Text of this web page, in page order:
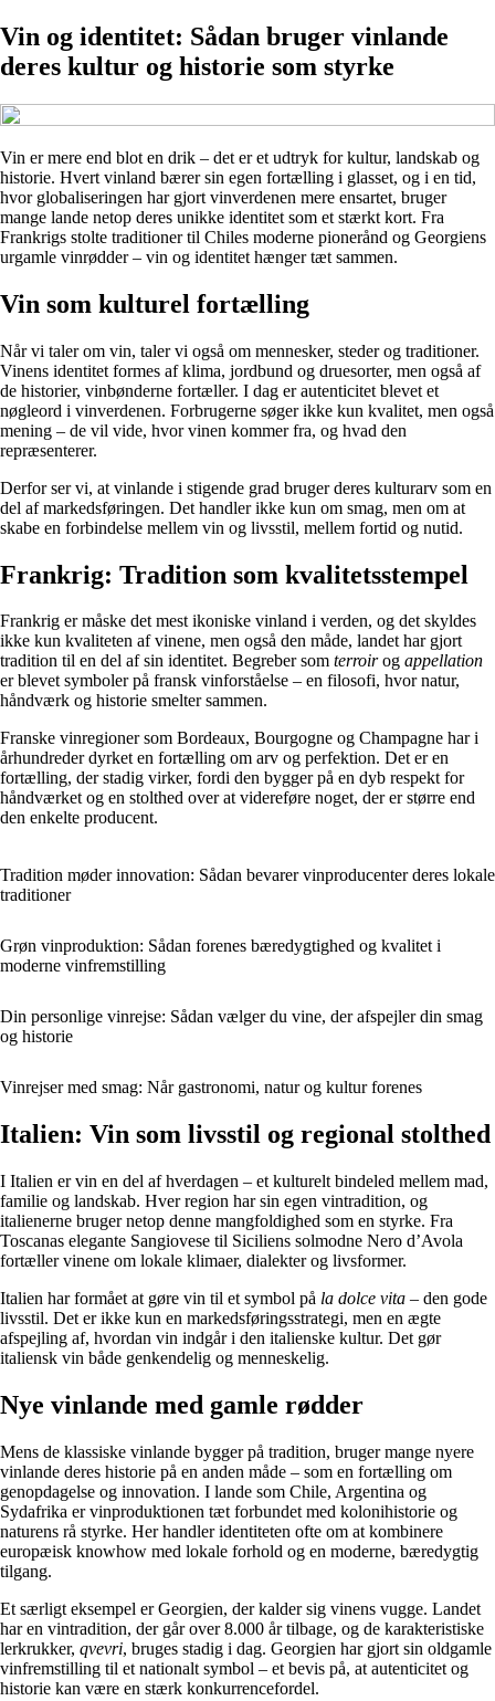
Vin og identitet: Sådan bruger vinlande
deres kultur og historie som styrke
Vin er mere end blot en drik – det er et udtryk for kultur, landskab og
historie. Hvert vinland bærer sin egen fortælling i glasset, og i en tid,
hvor globaliseringen har gjort vinverdenen mere ensartet, bruger
mange lande netop deres unikke identitet som et stærkt kort. Fra
Frankrigs stolte traditioner til Chiles moderne pionerånd og Georgiens
urgamle vinrødder – vin og identitet hænger tæt sammen.
Vin som kulturel fortælling
Når vi taler om vin, taler vi også om mennesker, steder og traditioner.
Vinens identitet formes af klima, jordbund og druesorter, men også af
de historier, vinbønderne fortæller. I dag er autenticitet blevet et
nøgleord i vinverdenen. Forbrugerne søger ikke kun kvalitet, men også
mening – de vil vide, hvor vinen kommer fra, og hvad den
repræsenterer.
Derfor ser vi, at vinlande i stigende grad bruger deres kulturarv som en
del af markedsføringen. Det handler ikke kun om smag, men om at
skabe en forbindelse mellem vin og livsstil, mellem fortid og nutid.
Frankrig: Tradition som kvalitetsstempel
Frankrig er måske det mest ikoniske vinland i verden, og det skyldes
ikke kun kvaliteten af vinene, men også den måde, landet har gjort
tradition til en del af sin identitet. Begreber som terroirog appellation
er blevet symboler på fransk vinforståelse – en filosofi, hvor natur,
håndværk og historie smelter sammen.
Franske vinregioner som Bordeaux, Bourgogne og Champagne har i
århundreder dyrket en fortælling om arv og perfektion. Det er en
fortælling, der stadig virker, fordi den bygger på en dyb respekt for
håndværket og en stolthed over at videreføre noget, der er større end
den enkelte producent.
Tradition møder innovation: Sådan bevarer vinproducenter deres lokale
traditioner
Grøn vinproduktion: Sådan forenes bæredygtighed og kvalitet i
moderne vinfremstilling
Din personlige vinrejse: Sådan vælger du vine, der afspejler din smag
og historie
Vinrejser med smag: Når gastronomi, natur og kultur forenes
Italien: Vin som livsstil og regional stolthed
I Italien er vin en del af hverdagen – et kulturelt bindeled mellem mad,
familie og landskab. Hver region har sin egen vintradition, og
italienerne bruger netop denne mangfoldighed som en styrke. Fra
Toscanas elegante Sangiovese til Siciliens solmodne Nero d’Avola
fortæller vinene om lokale klimaer, dialekter og livsformer.
Italien har formået at gøre vin til et symbol på la dolce vita – den gode
livsstil. Det er ikke kun en markedsføringsstrategi, men en ægte
afspejling af, hvordan vin indgår i den italienske kultur. Det gør
italiensk vin både genkendelig og menneskelig.
Nye vinlande med gamle rødder
Mens de klassiske vinlande bygger på tradition, bruger mange nyere
vinlande deres historie på en anden måde – som en fortælling om
genopdagelse og innovation. I lande som Chile, Argentina og
Sydafrika er vinproduktionen tæt forbundet med kolonihistorie og
naturens rå styrke. Her handler identiteten ofte om at kombinere
europæisk knowhow med lokale forhold og en moderne, bæredygtig
tilgang.
Et særligt eksempel er Georgien, der kalder sig vinens vugge. Landet
har en vintradition, der går over 8.000 år tilbage, og de karakteristiske
lerkrukker, qvevri, bruges stadig i dag. Georgien har gjort sin oldgamle
vinfremstilling til et nationalt symbol – et bevis på, at autenticitet og
historie kan være en stærk konkurrencefordel.